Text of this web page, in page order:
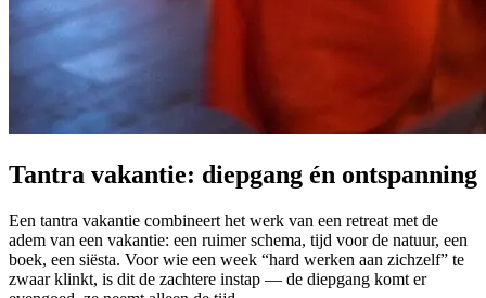
Tantra vakantie: diepgang én ontspanning
Een tantra vakantie combineert het werk van een retreat met de
adem van een vakantie: een ruimer schema, tijd voor de natuur, een
boek, een siësta. Voor wie een week “hard werken aan zichzelf” te
zwaar klinkt, is dit de zachtere instap — de diepgang komt er